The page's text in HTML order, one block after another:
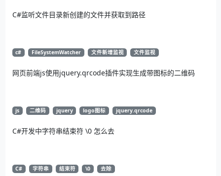
C#监听文件目录新创建的文件并获取到路径
c# FileSystemWatcher 文件新增监视 文件监视
网页前端js使用jquery.qrcode插件实现生成带图标的二维码
js 二维码 jquery logo图标 jquery.qrcode
C#开发中字符串结束符 \0 怎么去
C# 字符串 结束符 \0 去除